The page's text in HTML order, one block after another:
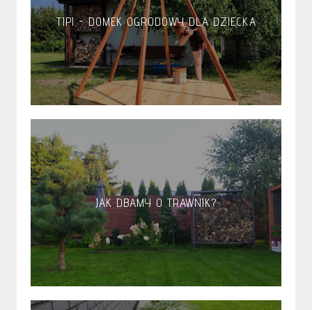
TIPI - DOMEK OGRODOWY DLA DZIECKA
JAK DBAMY O TRAWNIK?